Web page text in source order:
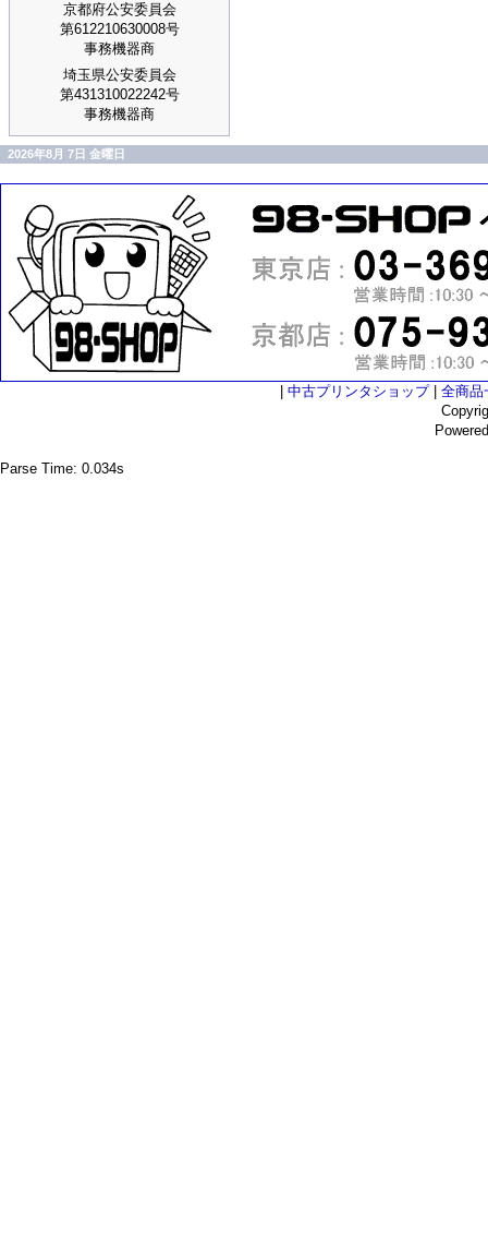
京都府公安委員会
第612210630008号
事務機器商
埼玉県公安委員会
第431310022242号
事務機器商
2026年8月 7日 金曜日
中古プリンタショップ| 全商品
Parse Time: 0.034s